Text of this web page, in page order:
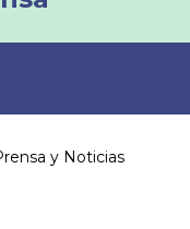
y Noticias